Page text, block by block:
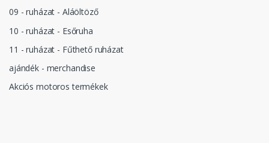
09 - ruházat - Aláöltöző
10 - ruházat - Esőruha
11 - ruházat - Fűthető ruházat
ajándék - merchandise
Akciós motoros termékek